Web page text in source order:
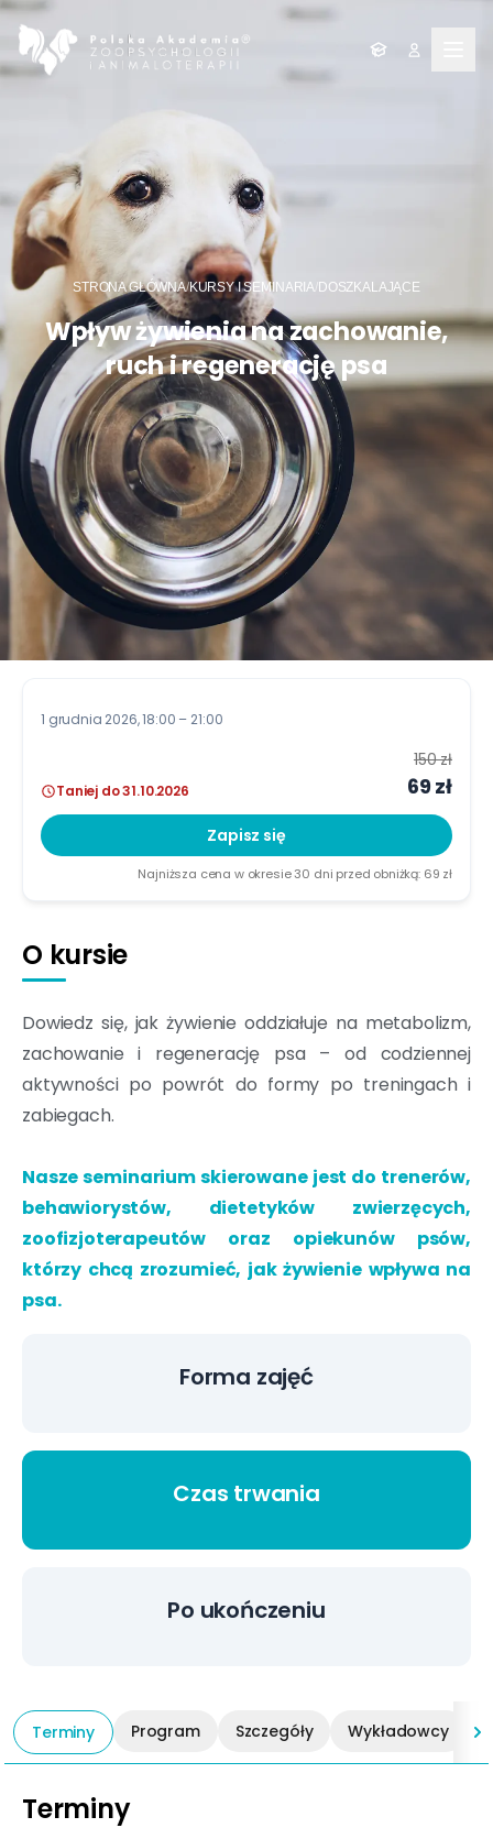
STRONA GŁÓWNA/KURSY I SEMINARIA/DOSZKALAJĄCE
Wpływ żywienia na zachowanie,
ruch i regenerację psa
1 grudnia 2026, 18:00 – 21:00
150 zł
Taniej do 31.10.2026 69 zł
Zapisz się
Najniższa cena w okresie 30 dni przed obniżką: 69 zł
O kursie
Dowiedz się, jak żywienie oddziałuje na metabolizm,
zachowanie i regenerację psa – od codziennej
aktywności po powrót do formy po treningach i
zabiegach.
Nasze seminarium skierowane jest do trenerów,
behawiorystów, dietetyków zwierzęcych,
zoofizjoterapeutów oraz opiekunów psów,
którzy chcą zrozumieć, jak żywienie wpływa na
psa.
Forma zajęć
Czas trwania
Po ukończeniu
Terminy Program Szczegóły Wykładowcy
Terminy